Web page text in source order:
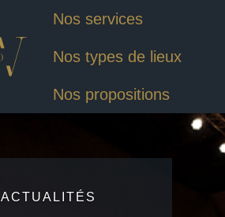
Nos services
Nos types de lieux
Nos propositions
ACTUALITÉS